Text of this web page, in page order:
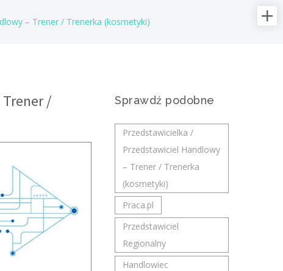
Najnowsze oferty pracy:
świętokrzyskie/ Kielce
lekcji i korepetycji w Polsce. Nauczanie w
szerokim zakresie dziedzin (np. języki,
Konsultant edukacyjny /
PODRĘCZNIKARNIA Wydawnictwo
– Trener / Trenerka (kosmetyki)
/
Sprawdź podobne
Przedstawicielka /
Przedstawiciel Handlowy
– Trener / Trenerka
(kosmetyki)
Praca.pl
Przedstawiciel
Regionalny
Handlowiec